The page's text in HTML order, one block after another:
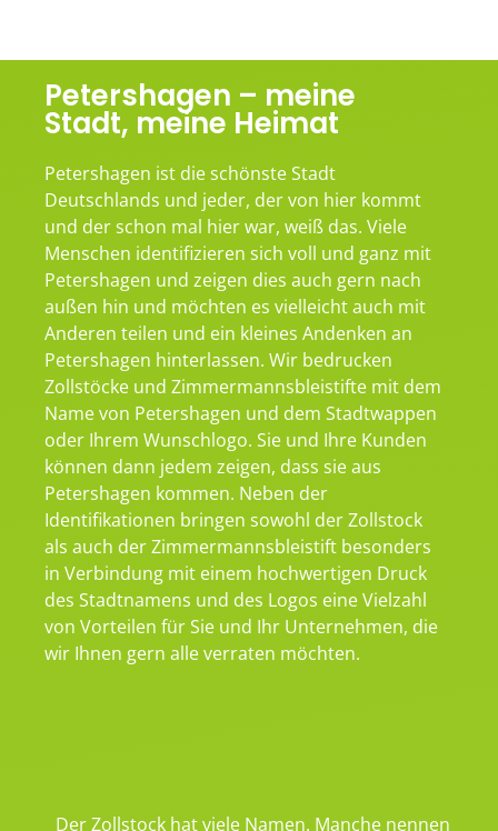
Petershagen – meine
Stadt, meine Heimat
Petershagen ist die schönste Stadt
Deutschlands und jeder, der von hier kommt
und der schon mal hier war, weiß das. Viele
Menschen identifizieren sich voll und ganz mit
Petershagen und zeigen dies auch gern nach
außen hin und möchten es vielleicht auch mit
Anderen teilen und ein kleines Andenken an
Petershagen hinterlassen. Wir bedrucken
Zollstöcke und Zimmermannsbleistifte mit dem
Name von Petershagen und dem Stadtwappen
oder Ihrem Wunschlogo. Sie und Ihre Kunden
können dann jedem zeigen, dass sie aus
Petershagen kommen. Neben der
Identifikationen bringen sowohl der Zollstock
als auch der Zimmermannsbleistift besonders
in Verbindung mit einem hochwertigen Druck
des Stadtnamens und des Logos eine Vielzahl
von Vorteilen für Sie und Ihr Unternehmen, die
wir Ihnen gern alle verraten möchten.
Der Zollstock hat viele Namen. Manche nennen